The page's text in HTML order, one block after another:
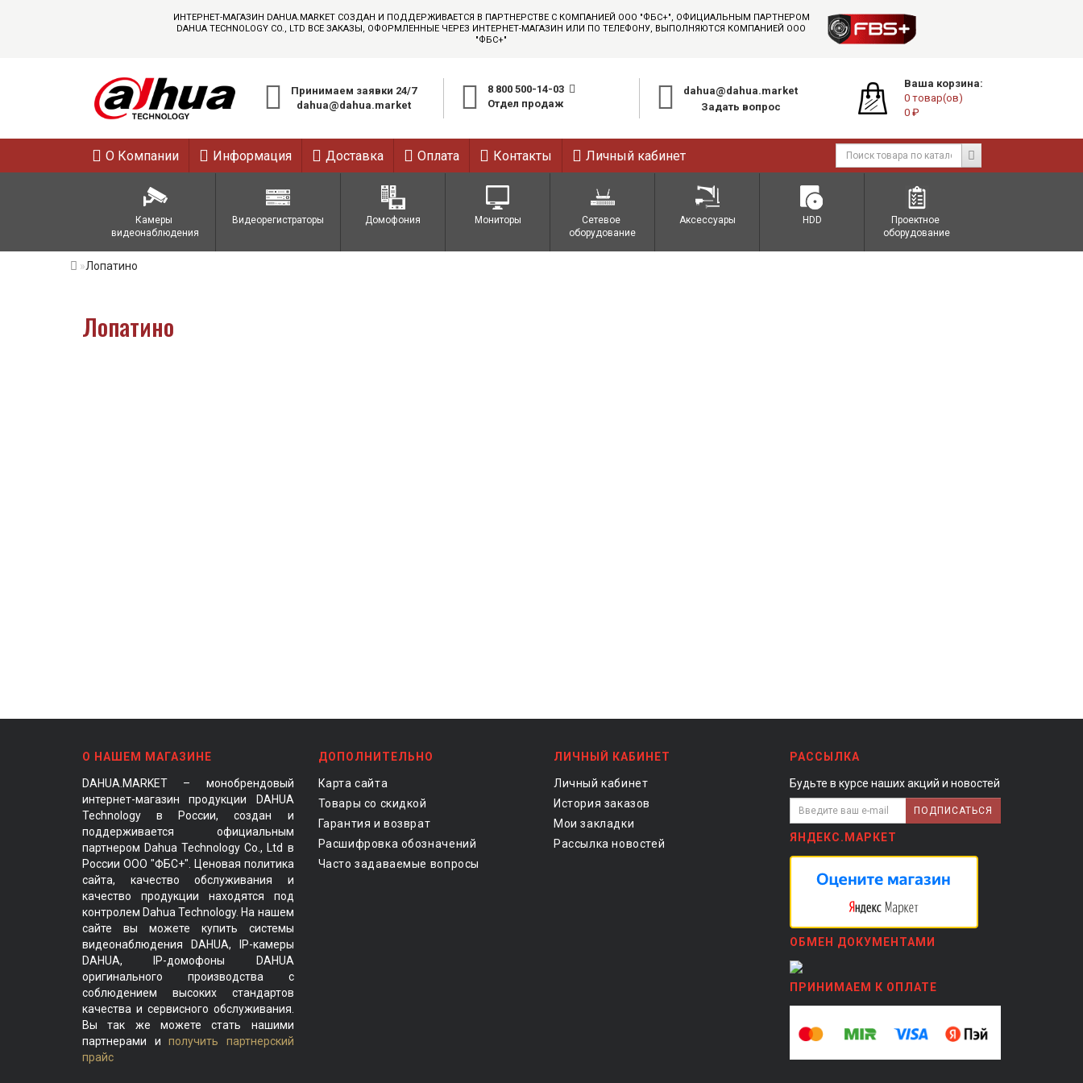
ИНТЕРНЕТ-МАГАЗИН DAHUA.MARKET СОЗДАН И ПОДДЕРЖИВАЕТСЯ В ПАРТНЕРСТВЕ С КОМПАНИЕЙ ООО "ФБС+", ОФИЦИАЛЬНЫМ ПАРТНЕРОМ
DAHUA TECHNOLOGY CO., LTD ВСЕ ЗАКАЗЫ, ОФОРМЛЕННЫЕ ЧЕРЕЗ ИНТЕРНЕТ-МАГАЗИН ИЛИ ПО ТЕЛЕФОНУ, ВЫПОЛНЯЮТСЯ КОМПАНИЕЙ ООО
"ФБС+"
Принимаем заявки 24/7
dahua@dahua.market
8 800 500-14-03
Отдел продаж
dahua@dahua.market
Задать вопрос
Ваша корзина:
0 товар(ов)
0 ₽
О Компании Информация Доставка Оплата Контакты Личный кабинет
Камеры
видеонаблюдения
Видеорегистраторы Домофония Мониторы
Сетевое
оборудование
Аксессуары HDD
Проектное
оборудование
Лопатино
Лопатино
О НАШЕМ МАГАЗИНЕ
DAHUA.MARKET – монобрендовый
интернет-магазин продукции DAHUA
Technology в России, создан и
поддерживается официальным
партнером Dahua Technology Co., Ltd в
России ООО "ФБС+". Ценовая политика
сайта, качество обслуживания и
качество продукции находятся под
контролем Dahua Technology. На нашем
сайте вы можете купить системы
видеонаблюдения DAHUA, IP-камеры
DAHUA, IP-домофоны DAHUA
оригинального производства с
соблюдением высоких стандартов
качества и сервисного обслуживания.
Вы так же можете стать нашими
партнерами и получить партнерский
прайс
ДОПОЛНИТЕЛЬНО
Карта сайта
Товары со скидкой
Гарантия и возврат
Расшифровка обозначений
Часто задаваемые вопросы
ЛИЧНЫЙ КАБИНЕТ
Личный кабинет
История заказов
Мои закладки
Рассылка новостей
РАССЫЛКА
Будьте в курсе наших акций и новостей
ПОДПИСАТЬСЯ
ЯНДЕКС.МАРКЕТ
ОБМЕН ДОКУМЕНТАМИ
ПРИНИМАЕМ К ОПЛАТЕ